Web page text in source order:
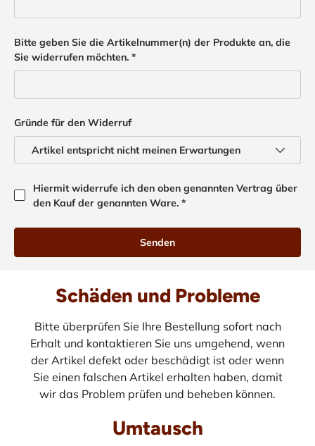
Bitte geben Sie die Artikelnummer(n) der Produkte an, die
Sie widerrufen möchten.
Gründe für den Widerruf
Hiermit widerrufe ich den oben genannten Vertrag über
den Kauf der genannten Ware. *
Senden
Schäden und Probleme
Bitte überprüfen Sie Ihre Bestellung sofort nach
Erhalt und kontaktieren Sie uns umgehend, wenn
der Artikel defekt oder beschädigt ist oder wenn
Sie einen falschen Artikel erhalten haben, damit
wir das Problem prüfen und beheben können.
Umtausch